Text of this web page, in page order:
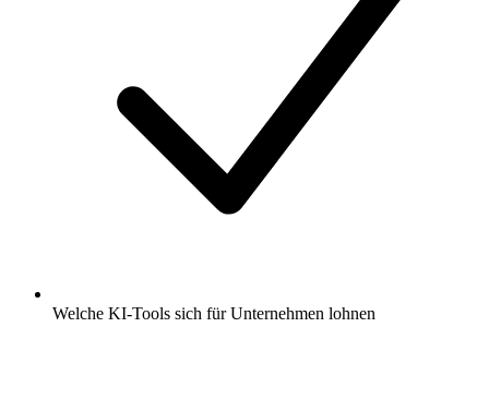
Welche KI-Tools sich für Unternehmen lohnen